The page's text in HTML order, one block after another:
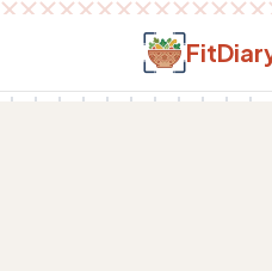
Salt la conținut